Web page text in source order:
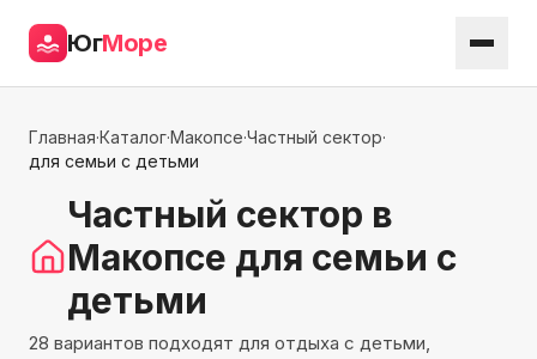
ЮгМоре
Главная·Каталог·Макопсе·Частный сектор·
для семьи с детьми
Частный сектор в
Макопсе для семьи с
детьми
28 вариантов подходят для отдыха с детьми,